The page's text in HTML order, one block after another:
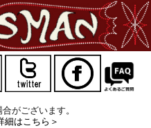
がございます。
細はこちら＞